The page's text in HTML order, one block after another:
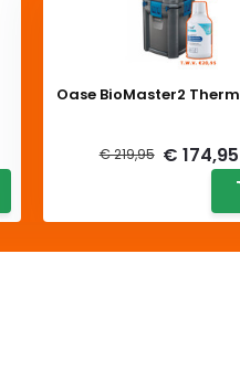
Oase BioMaster2
€ 219,95 € 174,95